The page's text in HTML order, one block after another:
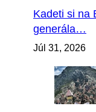
Kadeti si na
generála…
Júl 31, 2026